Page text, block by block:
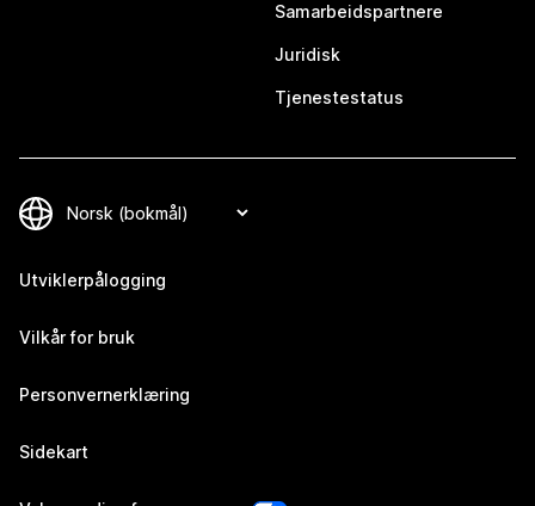
Samarbeidspartnere
Juridisk
Tjenestestatus
Utviklerpålogging
Vilkår for bruk
Personvernerklæring
Sidekart